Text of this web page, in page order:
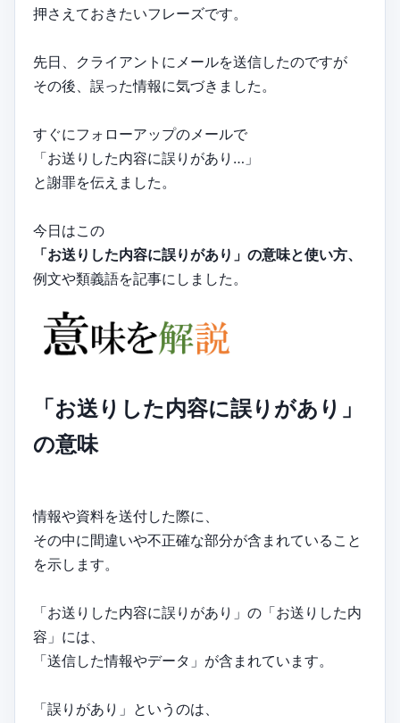
押さえておきたいフレーズです。
先日、クライアントにメールを送信したのですが
その後、誤った情報に気づきました。
すぐにフォローアップのメールで
「お送りした内容に誤りがあり…」
と謝罪を伝えました。
今日はこの
「お送りした内容に誤りがあり」の意味と使い方、
例文や類義語を記事にしました。
「お送りした内容に誤りがあり」
の意味
情報や資料を送付した際に、
その中に間違いや不正確な部分が含まれていること
を示します。
「お送りした内容に誤りがあり」の「お送りした内
容」には、
「送信した情報やデータ」が含まれています。
「誤りがあり」というのは、